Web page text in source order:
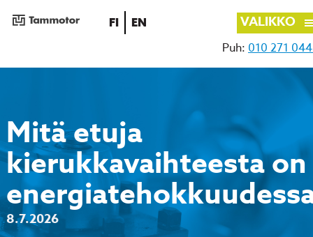
VALIKKO
SUOMI
FI ENGLISH
EN
Puh: 010 271
Mitä etuja
kierukkavaihteesta on
8.7.2026